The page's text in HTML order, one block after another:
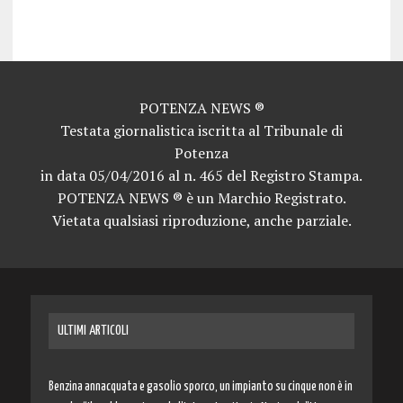
POTENZA NEWS ®
Testata giornalistica iscritta al Tribunale di
Potenza
in data 05/04/2016 al n. 465 del Registro Stampa.
POTENZA NEWS ® è un Marchio Registrato.
Vietata qualsiasi riproduzione, anche parziale.
ULTIMI ARTICOLI
Benzina annacquata e gasolio sporco, un impianto su cinque non è in